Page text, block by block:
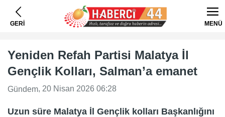
GERİ MENÜ
Yeniden Refah Partisi Malatya İl
Gençlik Kolları, Salman’a emanet
Gündem, 20 Nisan 2026 06:28
Uzun süre Malatya İl Gençlik kolları Başkanlığını